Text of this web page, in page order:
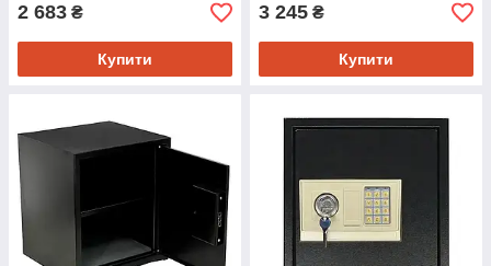
2 683 ₴
Купити
3 245 ₴
Купити